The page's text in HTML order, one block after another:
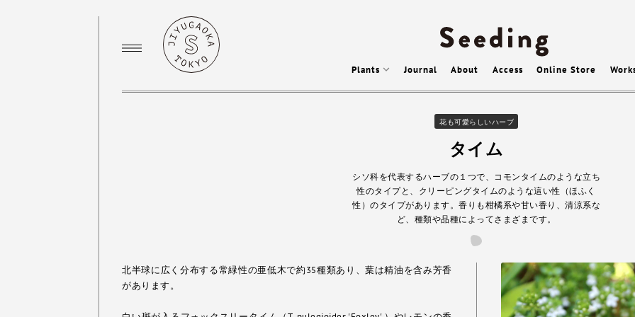
Plants Journal About Access Online Store
花も可愛らしいハーブ
タイム
シソ科を代表するハーブの１つで、コモンタイムのような立ち
性のタイプと、クリーピングタイムのような這い性（ほふく
性）のタイプがあります。香りも柑橘系や甘い香り、清涼系な
ど、種類や品種によってさまざまです。
北半球に広く分布する常緑性の亜低木で約35種類あり、葉は精油を含み芳香
があります。